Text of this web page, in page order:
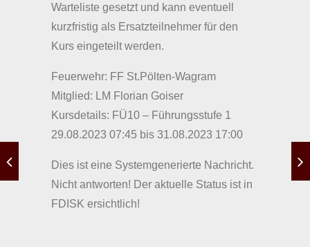
Warteliste gesetzt und kann eventuell
kurzfristig als Ersatzteilnehmer für den
Kurs eingeteilt werden.
Feuerwehr: FF St.Pölten-Wagram
Mitglied: LM Florian Goiser
Kursdetails: FÜ10 – Führungsstufe 1
29.08.2023 07:45 bis 31.08.2023 17:00
Dies ist eine Systemgenerierte Nachricht.
Nicht antworten! Der aktuelle Status ist in
FDISK ersichtlich!